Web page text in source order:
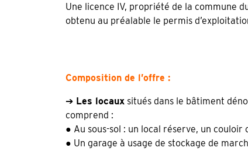
Une licence IV, propriété de la commune
obtenu au préalable le permis
Composition de l’offre :
➔ Les locaux situés dans le bâtiment
comprend :
● Au sous-sol : un local réserve, un
● Un garage à usage de stockage de